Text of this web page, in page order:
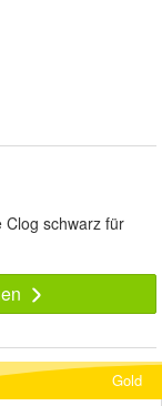
Clog schwarz für
Gold